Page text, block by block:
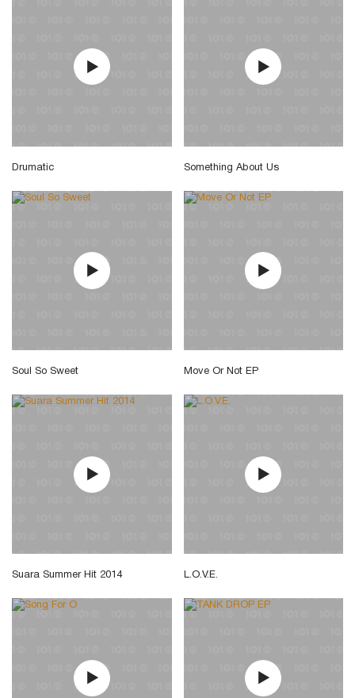
Drumatic Something About Us
Soul So Sweet Move Or Not EP
Suara Summer Hit 2014 L.O.V.E.